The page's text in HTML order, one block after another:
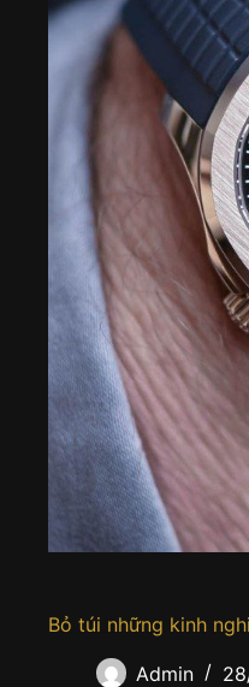
Bỏ túi những kinh
Admin